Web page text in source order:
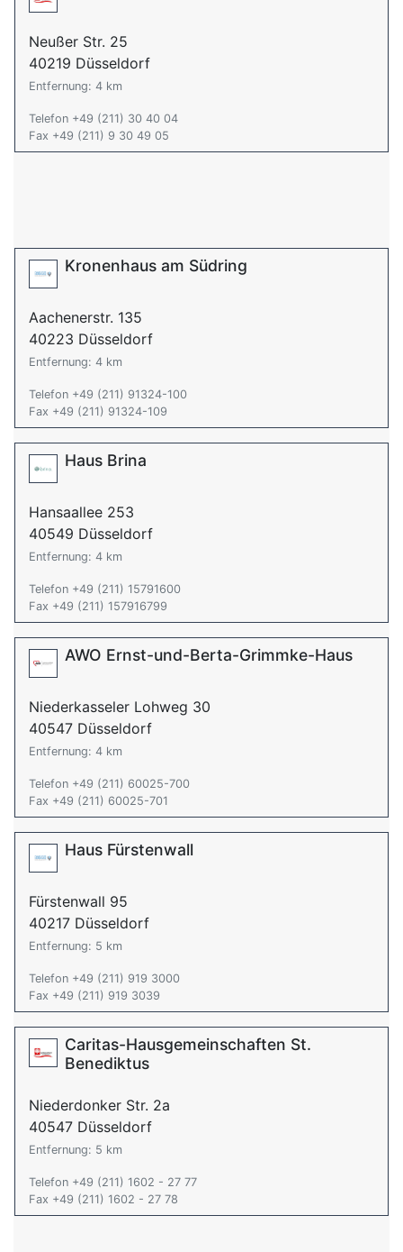
Neußer Str. 25
40219 Düsseldorf
Entfernung: 4 km
Telefon +49 (211) 30 40 04
Fax +49 (211) 9 30 49 05
Kronenhaus am Südring
Aachenerstr. 135
40223 Düsseldorf
Entfernung: 4 km
Telefon +49 (211) 91324-100
Fax +49 (211) 91324-109
Haus Brina
Hansaallee 253
40549 Düsseldorf
Entfernung: 4 km
Telefon +49 (211) 15791600
Fax +49 (211) 157916799
AWO Ernst-und-Berta-Grimmke-Haus
Niederkasseler Lohweg 30
40547 Düsseldorf
Entfernung: 4 km
Telefon +49 (211) 60025-700
Fax +49 (211) 60025-701
Haus Fürstenwall
Fürstenwall 95
40217 Düsseldorf
Entfernung: 5 km
Telefon +49 (211) 919 3000
Fax +49 (211) 919 3039
Caritas-Hausgemeinschaften St.
Benediktus
Niederdonker Str. 2a
40547 Düsseldorf
Entfernung: 5 km
Telefon +49 (211) 1602 - 27 77
Fax +49 (211) 1602 - 27 78